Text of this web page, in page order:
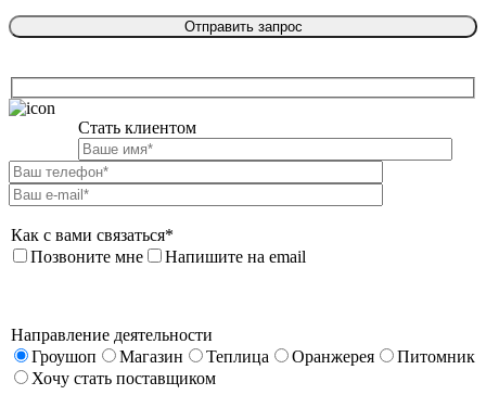
Стать клиентом
Как с вами связаться*
Позвоните мне
Напишите на email
Направление деятельности
Гроушоп
Магазин Теплица Оранжерея
Питомник
Хочу стать поставщиком